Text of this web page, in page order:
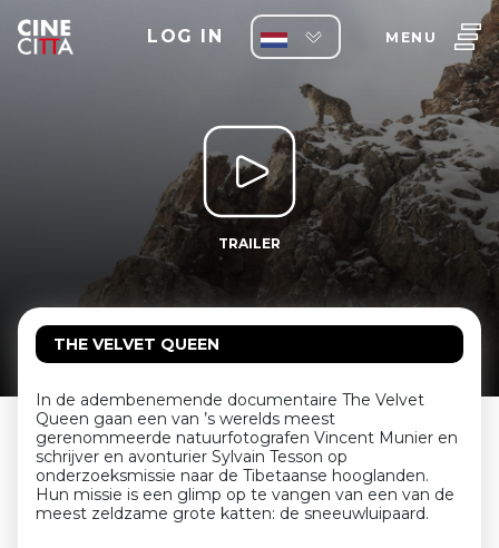
LOG IN MENU
TRAILER
THE VELVET QUEEN
In de adembenemende documentaire The Velvet
Queen gaan een van ’s werelds meest
gerenommeerde natuurfotografen Vincent Munier en
schrijver en avonturier Sylvain Tesson op
onderzoeksmissie naar de Tibetaanse hooglanden.
Hun missie is een glimp op te vangen van een van de
meest zeldzame grote katten: de sneeuwluipaard.